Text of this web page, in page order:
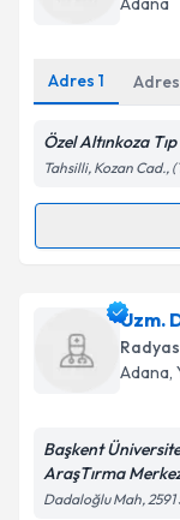
Metni'ni
Adres 1 Adres
Özel Altınkoza
Tahsilli, Kozan Cad.,
Randevu
Dr. Tamer
oluşturun.
takvim
Uzm.
Adana,
Başkent
AraşTırma
Dadaloğlu Mah,